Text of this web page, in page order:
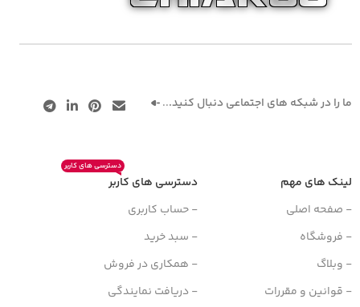
ما را در شبکه های اجتماعی دنبال کنید...
لینک های مهم
- صفحه اصلی
- فروشگاه
- وبلاگ
- قوانین و مقررات
دسترسی های کاربر
دسترسی های کاربر
- حساب کاربری
- سبد خرید
- همکاری در فروش
- دریافت نمایندگی